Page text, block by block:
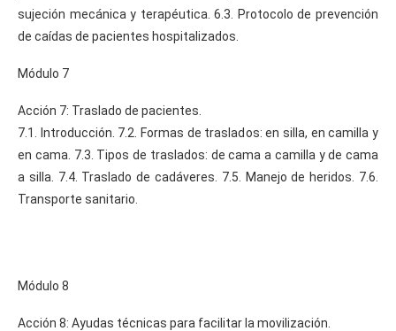
sujeción mecánica y terapéutica. 6.3. Protocolo de prevención
de caídas de pacientes hospitalizados.
Módulo 7
Acción 7: Traslado de pacientes.
7.1. Introducción. 7.2. Formas de traslados: en silla, en camilla y
en cama. 7.3. Tipos de traslados: de cama a camilla y de cama
a silla. 7.4. Traslado de cadáveres. 7.5. Manejo de heridos. 7.6.
Transporte sanitario.
Módulo 8
Acción 8: Ayudas técnicas para facilitar la movilización.